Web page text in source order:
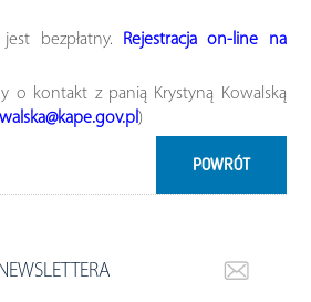
bezpłatny. Rejestracja on-line na
o kontakt z panią Krystyną Kowalską
)
POWRÓT